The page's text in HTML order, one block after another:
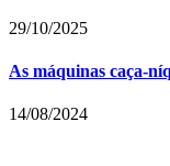
29/10/2025
As máquinas caça-
14/08/2024